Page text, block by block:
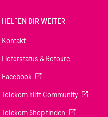
DIR WEITER
Kontakt
Lieferstatus & Retoure
Facebook(Wird in einem neuen
Telekom hilft Community(Wird in
Telekom Shop finden (Wird in